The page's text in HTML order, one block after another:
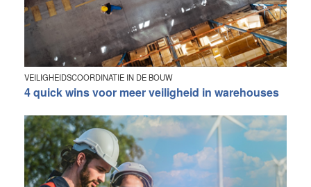
VEILIGHEIDSCOORDINATIE IN DE BOUW
4 quick wins voor meer veiligheid in warehouses